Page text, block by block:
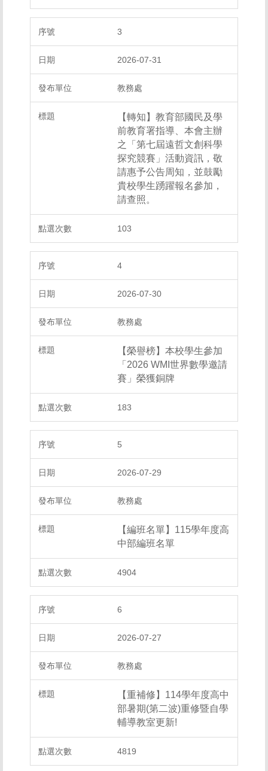
3
2026-07-31
教務處
【轉知】教育部國民及學
前教育署指導、本會主辦
之「第七屆遠哲文創科學
探究競賽」活動資訊，敬
請惠予公告周知，並鼓勵
貴校學生踴躍報名參加，
請查照。
103
4
2026-07-30
教務處
【榮譽榜】本校學生參加
「2026 WMI世界數學邀請
賽」榮獲銅牌
183
5
2026-07-29
教務處
【編班名單】115學年度高
中部編班名單
4904
6
2026-07-27
教務處
【重補修】114學年度高中
部暑期(第二波)重修暨自學
輔導教室更新!
4819